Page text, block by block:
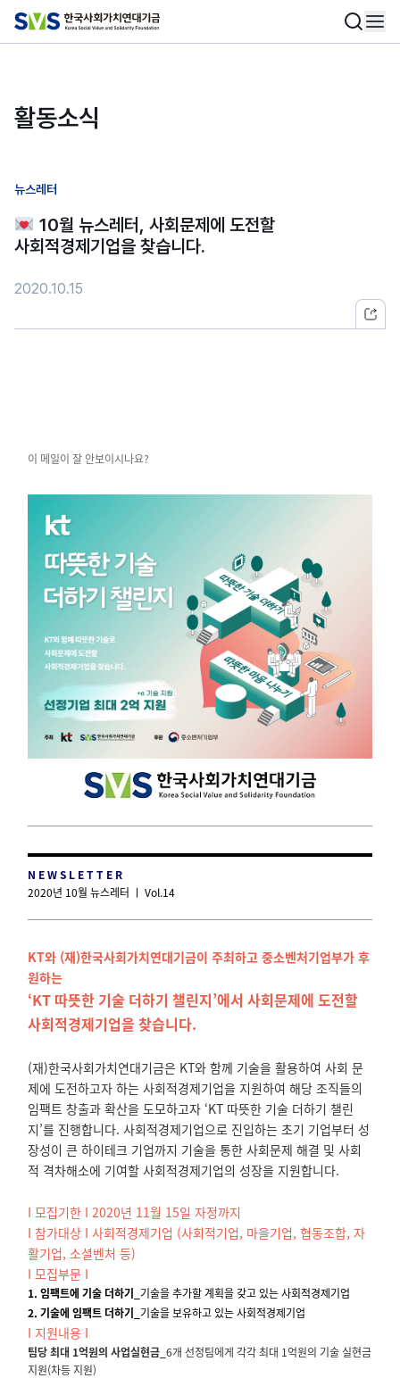
활동소식
뉴스레터
10월 뉴스레터, 사회문제에 도전할
사회적경제기업을 찾습니다.
2020.10.15
이 메일이 잘 안보이시나요?
N E W S L E T T E R
2020년 10월 뉴스레터 ㅣ Vol.14
KT와 (재)한국사회가치연대기금이 주최하고 중소벤처기업부가 후
원하는
‘KT 따뜻한 기술 더하기 챌린지’에서 사회문제에 도전할
사회적경제기업을 찾습니다.
(재)한국사회가치연대기금은 KT와 함께 기술을 활용하여 사회 문
제에 도전하고자 하는 사회적경제기업을 지원하여 해당 조직들의
임팩트 창출과 확산을 도모하고자 ‘KT 따뜻한 기술 더하기 챌린
지’를 진행합니다. 사회적경제기업으로 진입하는 초기 기업부터 성
장성이 큰 하이테크 기업까지 기술을 통한 사회문제 해결 및 사회
적 격차해소에 기여할 사회적경제기업의 성장을 지원합니다.
I 모집기한 I 2020년 11월 15일 자정까지
I 참가대상 I 사회적경제기업 (사회적기업, 마을기업, 협동조합, 자
활기업, 소셜벤처 등)
I 모집부문 I
1. 임팩트에 기술 더하기_ 기술을 추가할 계획을 갖고 있는 사회적경제기업
2. 기술에 임팩트 더하기_ 기술을 보유하고 있는 사회적경제기업
I 지원내용 I
팀당 최대 1억원의 사업실현금_ 6개 선정팀에게 각각 최대 1억원의 기술 실현금
지원(차등 지원)